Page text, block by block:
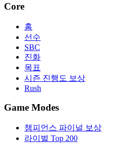
Core
홈
선수
SBC
진화
목표
시즌 진행도 보상
Rush
Game Modes
챔피언스 파이널 보상
라이벌 Top 200